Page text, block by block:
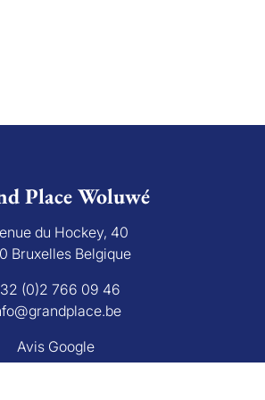
Place Woluwé
du Hockey, 40
Bruxelles Belgique
(0)2 766 09 46
Avis Google